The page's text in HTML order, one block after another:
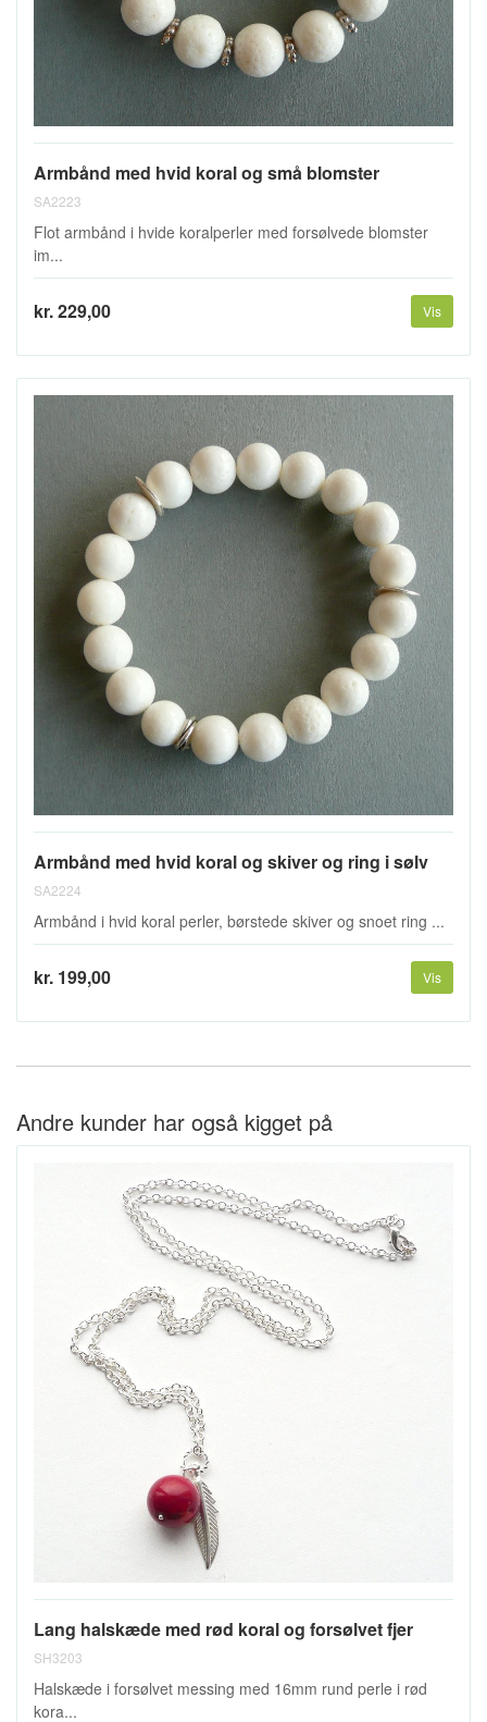
Armbånd med hvid koral og små blomster
SA2223
Flot armbånd i hvide koralperler med forsølvede blomster
im...
kr. 229,00 Vis
Armbånd med hvid koral og skiver og ring i sølv
SA2224
Armbånd i hvid koral perler, børstede skiver og snoet ring ...
kr. 199,00 Vis
Andre kunder har også kigget på
Lang halskæde med rød koral og forsølvet fjer
SH3203
Halskæde i forsølvet messing med 16mm rund perle i rød
kora...